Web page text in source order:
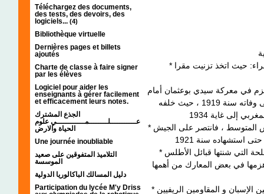
Téléchargez des documents,
des tests, des devoirs, des
logiciels... (4)
Bibliothèque virtuelle
Dernières pages et billets
ajoutés
Charte de classe à faire signer
par les élèves
Logiciel pour aider les
enseignants à gérer facilement
et efficacement leurs notes.
الجذع المشترك
عـــــــــــلــــــــمــــــــــــي علوم
الحياة والارض
Une journée inoubliable
التلاميذ المتفوقين على صعيد
الموسسة
دليل المسالك الباكالوريا الدولية
Participation du lycée M'y Driss
* قاد أحمد الهيبة المقاومة المسلحة في الجنوب و الصحراء: حيث اتخذ تزنيت مقرا
في معركة سيدي بوعثمان أمام
الجيش الفرنسي . فتراجع إلى سوس و ظل يقاوم حتى وفاته سنة 1919 ، حيث خلفه
* تزعم موحا أو حمو الزياني المقاومة المسلحة بالأطلس المتوسط ، فانتصر على الجيش
* تولى عسو أوبسلام و زايد أوحماد قيادة المقاومة المسلحة التي شنتها قبائل الأطلس
في بعض المعارك من أهمها
* في البداية، عرفت منطقة الريف مناوشات عسكرية بين الإسبان و المقاومين الريفيين